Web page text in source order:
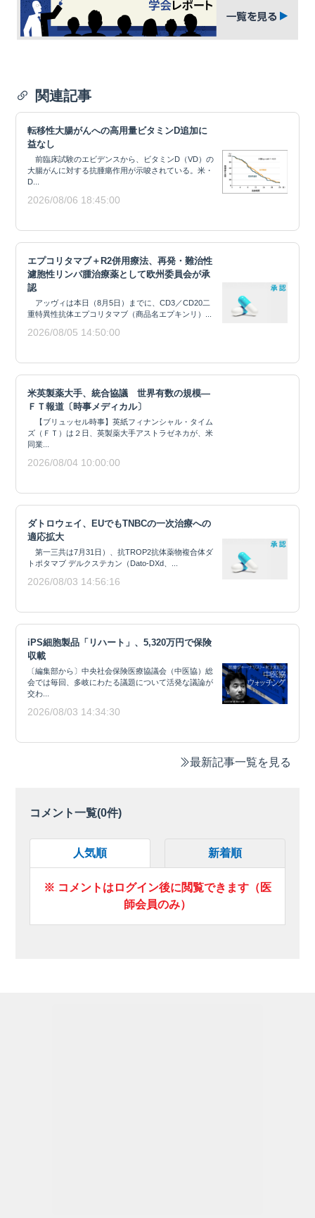
関連記事
転移性大腸がんへの高用量ビタミンD追加に
益なし
前臨床試験のエビデンスから、ビタミンD（VD）の
大腸がんに対する抗腫瘍作用が示唆されている。米・
D...
2026/08/06 18:45:00
エプコリタマブ＋R2併用療法、再発・難治性
濾胞性リンパ腫治療薬として欧州委員会が承
認
アッヴィは本日（8月5日）までに、CD3／CD20二
重特異性抗体エプコリタマブ（商品名エプキンリ）...
2026/08/05 14:50:00
米英製薬大手、統合協議 世界有数の規模―
ＦＴ報道〔時事メディカル〕
【ブリュッセル時事】英紙フィナンシャル・タイム
ズ（ＦＴ）は２日、英製薬大手アストラゼネカが、米
同業...
2026/08/04 10:00:00
ダトロウェイ、EUでもTNBCの一次治療への
適応拡大
第一三共は7月31日）、抗TROP2抗体薬物複合体ダ
トポタマブ デルクステカン（Dato-DXd、...
2026/08/03 14:56:16
iPS細胞製品「リハート」、5,320万円で保険
収載
〔編集部から〕中央社会保険医療協議会（中医協）総
会では毎回、多岐にわたる議題について活発な議論が
交わ...
2026/08/03 14:34:30
最新記事一覧を見る
コメント一覧(0件)
人気順 新着順
※ コメントはログイン後に閲覧できます（医
師会員のみ）